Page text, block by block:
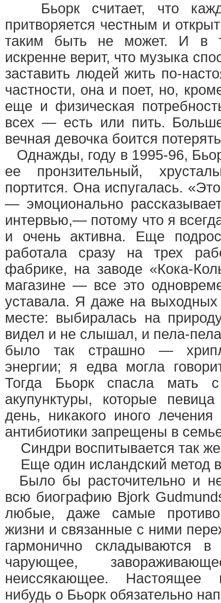
Бьорк считает, что
притворяется честным и
таким быть не может. И в
искренне верит, что музыка
заставить людей жить по-
частности, она и поет, но,
еще и физическая
всех — есть или пить.
вечная девочка боится
Однажды, году в 1995-96,
ее пронзительный,
портится. Она испугалась.
— эмоционально
интервью,— потому что я
и очень активна. Еще
работала сразу на трех
фабрике, на заводе «Кока-
магазине — все это
уставала. Я даже на выходных
месте: выбиралась на
видел и не слышал, и пела-
было так страшно —
энергии; я едва могла
Тогда Бьорк спасла мать
акупунктуры, которые
день, никакого иного
антибиотики запрещены в
Синдри воспитывается так
Еще один исландский метод
Было бы расточительно и
всю биографию Bjork
любые, даже самые
жизни и связанные с ними
гармонично складываются в
чарующее,
неиссякающее. Настоящее
нибудь о Бьорк обязательно